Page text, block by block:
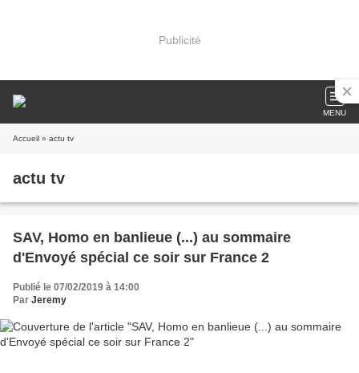
Publicité
MENU
Accueil » actu tv
actu tv
SAV, Homo en banlieue (...) au sommaire
d'Envoyé spécial ce soir sur France 2
Publié le 07/02/2019 à 14:00
Par Jeremy